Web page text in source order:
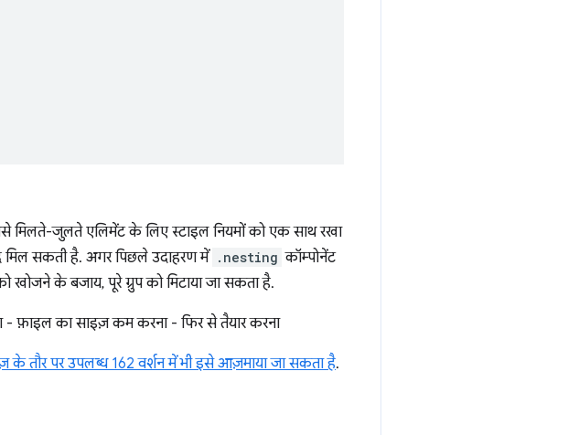
मिलते-जुलते एलिमेंट के लिए स्टाइल नियमों को एक साथ रखा
सकती है. अगर पिछले उदाहरण में .nesting कॉम्पोनेंट
खोजने के बजाय, पूरे ग्रुप को मिटाया जा सकता है.
- फ़ाइल का साइज़ कम करना - फिर से तैयार करना
के तौर पर उपलब्ध 162 वर्शन में भी इसे आज़माया जा सकता है.